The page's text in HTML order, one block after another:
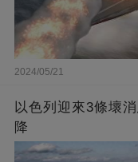
2024/05/21
以色列迎來3條壞
降